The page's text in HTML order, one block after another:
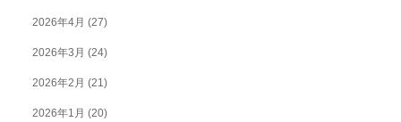
2026年4月 (27)
2026年3月 (24)
2026年2月 (21)
2026年1月 (20)